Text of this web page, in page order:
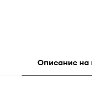
Описание на